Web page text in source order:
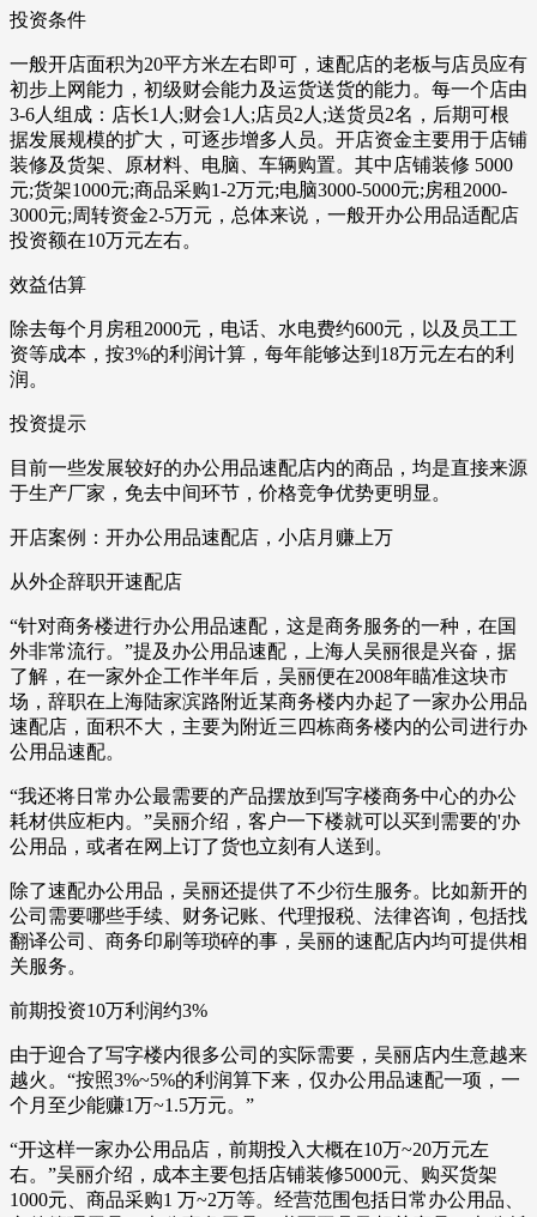
投资条件
一般开店面积为20平方米左右即可，速配店的老板与店员应有
初步上网能力，初级财会能力及运货送货的能力。每一个店由
3-6人组成：店长1人;财会1人;店员2人;送货员2名，后期可根
据发展规模的扩大，可逐步增多人员。开店资金主要用于店铺
装修及货架、原材料、电脑、车辆购置。其中店铺装修 5000
元;货架1000元;商品采购1-2万元;电脑3000-5000元;房租2000-
3000元;周转资金2-5万元，总体来说，一般开办公用品适配店
投资额在10万元左右。
效益估算
除去每个月房租2000元，电话、水电费约600元，以及员工工
资等成本，按3%的利润计算，每年能够达到18万元左右的利
润。
投资提示
目前一些发展较好的办公用品速配店内的商品，均是直接来源
于生产厂家，免去中间环节，价格竞争优势更明显。
开店案例：开办公用品速配店，小店月赚上万
从外企辞职开速配店
“针对商务楼进行办公用品速配，这是商务服务的一种，在国
外非常流行。”提及办公用品速配，上海人吴丽很是兴奋，据
了解，在一家外企工作半年后，吴丽便在2008年瞄准这块市
场，辞职在上海陆家滨路附近某商务楼内办起了一家办公用品
速配店，面积不大，主要为附近三四栋商务楼内的公司进行办
公用品速配。
“我还将日常办公最需要的产品摆放到写字楼商务中心的办公
耗材供应柜内。”吴丽介绍，客户一下楼就可以买到需要的'办
公用品，或者在网上订了货也立刻有人送到。
除了速配办公用品，吴丽还提供了不少衍生服务。比如新开的
公司需要哪些手续、财务记账、代理报税、法律咨询，包括找
翻译公司、商务印刷等琐碎的事，吴丽的速配店内均可提供相
关服务。
前期投资10万利润约3%
由于迎合了写字楼内很多公司的实际需要，吴丽店内生意越来
越火。“按照3%~5%的利润算下来，仅办公用品速配一项，一
个月至少能赚1万~1.5万元。”
“开这样一家办公用品店，前期投入大概在10万~20万元左
右。”吴丽介绍，成本主要包括店铺装修5000元、购买货架
1000元、商品采购1 万~2万等。经营范围包括日常办公用品、